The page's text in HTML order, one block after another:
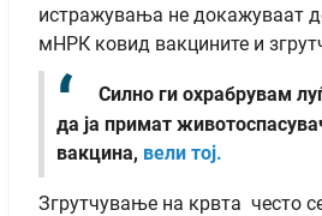
истражувања не докажуваат
мНРК ковид вакцините и
Силно ги охрабрувам
да ја примат
вакцина, вели тој.
Згрутчување на крвта често